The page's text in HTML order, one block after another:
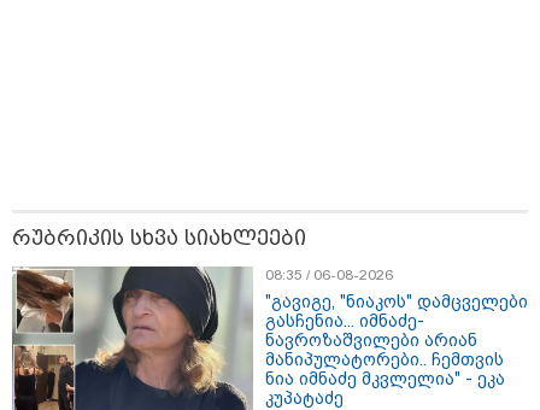
13:48 / 05-08-2026
"გუშინ მანგლისიდან გავიდა და
არ დაბრუნებულა" - ოჯახი
დაკარგულ ქალს ეძებს
რუბრიკის სხვა სიახლეები
08:35 / 06-08-2026
"გავიგე, "ნიაკოს" დამცველები
გასჩენია... იმნაძე-
ნავროზაშვილები არიან
მანიპულატორები.. ჩემთვის
ნია იმნაძე მკვლელია" - ეკა
კუპატაძე